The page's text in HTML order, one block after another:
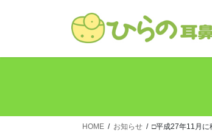
HOME お知らせ □平成27年11月に